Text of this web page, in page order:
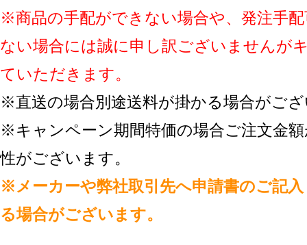
※商品の手配ができない場合や、発注手
ない場合には誠に申し訳ございませんが
ていただきます。
※直送の場合別途送料が掛かる場合がご
※キャンペーン期間特価の場合ご注文金
性がございます。
※メーカーや弊社取引先へ申請書のご記
る場合がございます。